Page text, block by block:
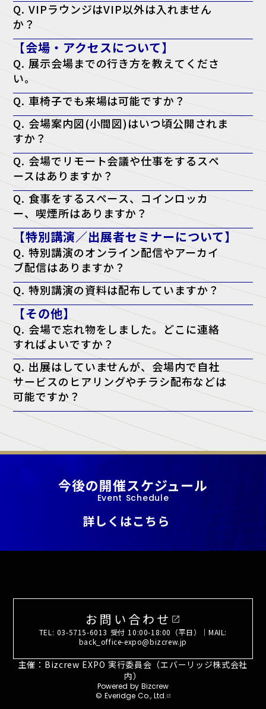
ている方が対象となります。
Q. VIPラウンジはVIP以外は入れません
か？
A. はい。ただし、VIPの同行者の方はご一緒に利用される場合のみ可能
です。
【会場・アクセスについて】
Q. 展示会場までの行き方を教えてくださ
い。
A. アクセスページよりご確認ください。
アクセスページはこちら
Q. 車椅子でも来場は可能ですか？
A. はい、可能です。会場内はバリアフリー対応となっております。
Q. 会場案内図(小間図)はいつ頃公開されま
すか？
A. 開催日の前週に、公式サイトにて公開予定です。
Q. 会場でリモート会議や仕事をするスペ
ースはありますか？
A. はい。会場内に無料の「テレワークラウンジ」をご用意しておりま
すので、そちらをご利用ください。
Q. 食事をするスペース、コインロッカ
ー、喫煙所はありますか？
A. はい。会場となる施設内に、飲食店・コンビニ・コインロッカー・
喫煙所がございます。詳しくは会場施設のウェブサイトをご確認くださ
い。【特別講演／出展者セミナーについて】
Q. 特別講演のオンライン配信やアーカイ
ブ配信はありますか？
A. 申し訳ございませんが、配信は行っておりません。当日、現地会場
でのご聴講のみとなります。
Q. 特別講演の資料は配布していますか？
A. 原則として資料配布は行っておりません。ただし、チケットに「資
料配布対象」と記載がある講演に限り、アンケート回答者へ配布いたし
ます。（※講師の都合により配布できない場合もございます）
【その他】
Q. 会場で忘れ物をしました。どこに連絡
すればよいですか？
A. 忘れ物に関しては、会場となった施設へ直接お問い合わせをお願い
いたします。
Q. 出展はしていませんが、会場内で自社
サービスのヒアリングやチラシ配布などは
可能ですか？
A. 当展示会では、正規出展者様以外の許可のない営業・宣伝活動を一
切禁止しております。
今後の開催スケジュール
Event Schedule
詳しくはこちら
お問い合わせ open_in_new
TEL: 03-5715-6013 受付 10:00-18:00（平日）｜MAIL:
back_office-expo@bizcrew.jp
主催：Bizcrew EXPO 実行委員会（エバーリッジ株式会社
内）
Powered by Bizcrew
© Everidge Co., Ltd. open_in_new